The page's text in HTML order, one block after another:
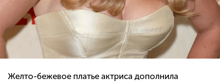
Желто-бежевое платье актриса дополнила